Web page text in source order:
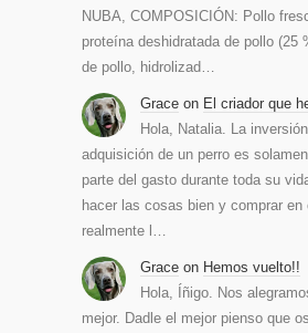
NUBA, COMPOSICIÓN: Pollo
proteína deshidratada de pollo (25
de pollo, hidrolizad…
Grace on El criador que
Hola, Natalia. La
adquisición de un perro es
parte del gasto durante toda su
hacer las cosas bien y comprar en
realmente l…
Grace on Hemos vuelto!!
Hola, Íñigo. Nos
mejor. Dadle el mejor pienso que